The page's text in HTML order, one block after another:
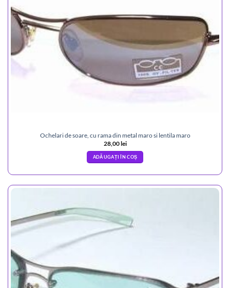
Ochelari de soare, cu rama din metal maro si lentila maro
28,00lei
ADĂUGAȚI ÎN COȘ